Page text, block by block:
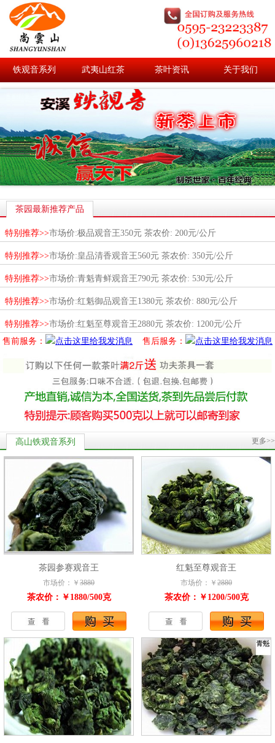
铁观音系列 武夷山红茶 茶叶资讯 关于我们
茶园最新推荐产品
特别推荐>>市场价:极品观音王350元 茶农价: 200元/公斤
特别推荐>>市场价:皇品清香观音王560元 茶农价: 350元/公斤
特别推荐>>市场价:青魁青鲜观音王790元 茶农价: 530元/公斤
特别推荐>>市场价:红魁御品观音王1380元 茶农价: 880元/公斤
特别推荐>>市场价:红魁至尊观音王2880元 茶农价: 1200元/公斤
售前服务：
售后服务：
高山铁观音系列 更多>>
茶园参赛观音王
市场价：￥ 3880
茶农价：￥1880/500克
红魁至尊观音王
市场价：￥ 2880
茶农价：￥1200/500克